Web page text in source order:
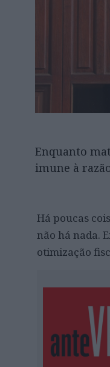
Enquanto
imune à
Há poucas
não há nada.
otimização